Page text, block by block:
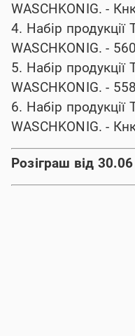
WASCHKONIG. -
4. Набір
WASCHKONIG. -
5. Набір
WASCHKONIG. -
6. Набір
WASCHKONIG. -
Розіграш від 30.06